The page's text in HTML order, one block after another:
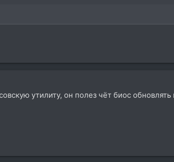
утилиту, он полез чёт биос